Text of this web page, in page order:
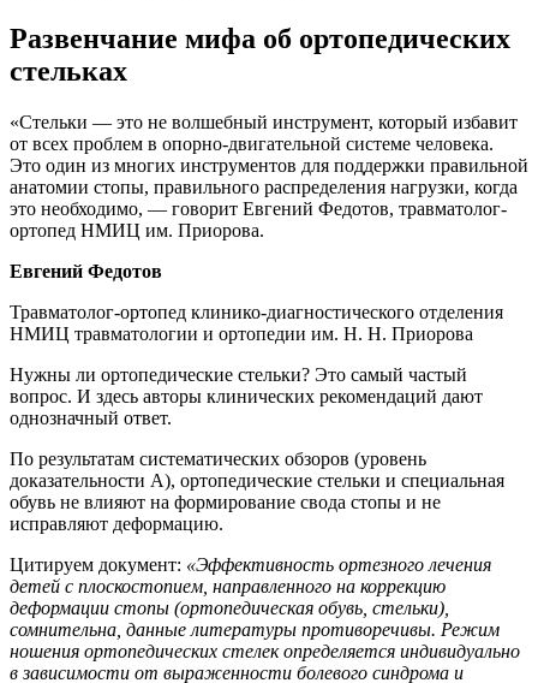
Развенчание мифа об ортопедических
стельках
«Стельки — это не волшебный инструмент, который избавит
от всех проблем в опорно-двигательной системе человека.
Это один из многих инструментов для поддержки правильной
анатомии стопы, правильного распределения нагрузки, когда
это необходимо, — говорит Евгений Федотов, травматолог-
ортопед НМИЦ им. Приорова.
Евгений Федотов
Травматолог-ортопед клинико-диагностического отделения
НМИЦ травматологии и ортопедии им. Н. Н. Приорова
Нужны ли ортопедические стельки? Это самый частый
вопрос. И здесь авторы клинических рекомендаций дают
однозначный ответ.
По результатам систематических обзоров (уровень
доказательности А), ортопедические стельки и специальная
обувь не влияют на формирование свода стопы и не
исправляют деформацию.
Цитируем документ: «Эффективность ортезного лечения
детей с плоскостопием, направленного на коррекцию
деформации стопы (ортопедическая обувь, стельки),
сомнительна, данные литературы противоречивы. Режим
ношения ортопедических стелек определяется индивидуально
в зависимости от выраженности болевого синдрома и